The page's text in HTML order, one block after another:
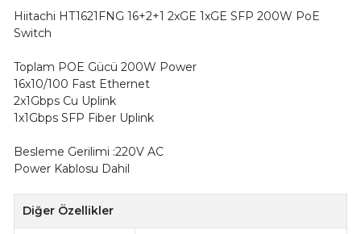
Hiitachi HT1621FNG 16+2+1 2xGE 1xGE SFP 200W PoE
Switch
Toplam POE Gücü 200W Power
16x10/100 Fast Ethernet
2x1Gbps Cu Uplink
1x1Gbps SFP Fiber Uplink
Besleme Gerilimi :220V AC
Power Kablosu Dahil
Diğer Özellikler